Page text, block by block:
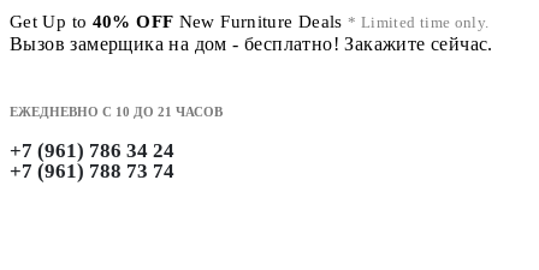
Get Up to 40% OFF New Furniture Deals * Limited time only.
Вызов замерщика на дом - бесплатно! Закажите сейчас.
ЕЖЕДНЕВНО С 10 ДО 21 ЧАСОВ
+7 (961) 786 34 24
+7 (961) 788 73 74